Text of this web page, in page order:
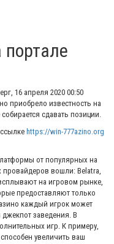
16 апреля 2020 00:50
приобрело известность на
сдавать позиции.
https://win-777azino.org
от популярных на
провайдеров вошли: Belatra,
на игровом рынке,
предоставляют только
каждый игрок может
заведения. В
игр. К примеру,
увеличить ваш